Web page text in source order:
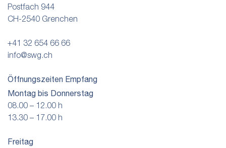
Postfach 944
CH-2540 Grenchen
+41 32 654 66 66
info@swg.ch
Öffnungszeiten Empfang
Montag bis Donnerstag
08.00 – 12.00 h
13.30 – 17.00 h
Freitag